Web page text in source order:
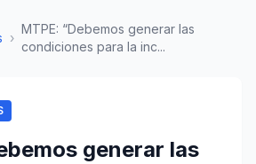
›
MTPE: “Debemos generar las
condiciones para la inc...
generar las